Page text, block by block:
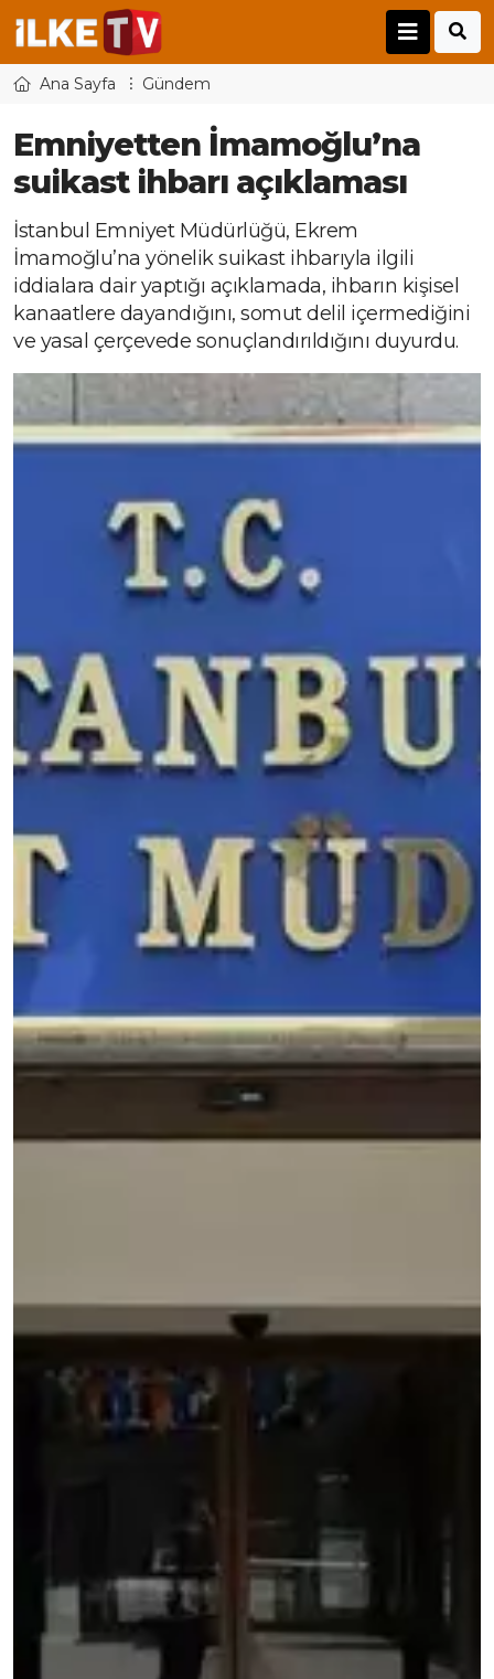
Ana Sayfa Gündem
Emniyetten İmamoğlu’na
suikast ihbarı açıklaması
İstanbul Emniyet Müdürlüğü, Ekrem
İmamoğlu’na yönelik suikast ihbarıyla ilgili
iddialara dair yaptığı açıklamada, ihbarın kişisel
kanaatlere dayandığını, somut delil içermediğini
ve yasal çerçevede sonuçlandırıldığını duyurdu.